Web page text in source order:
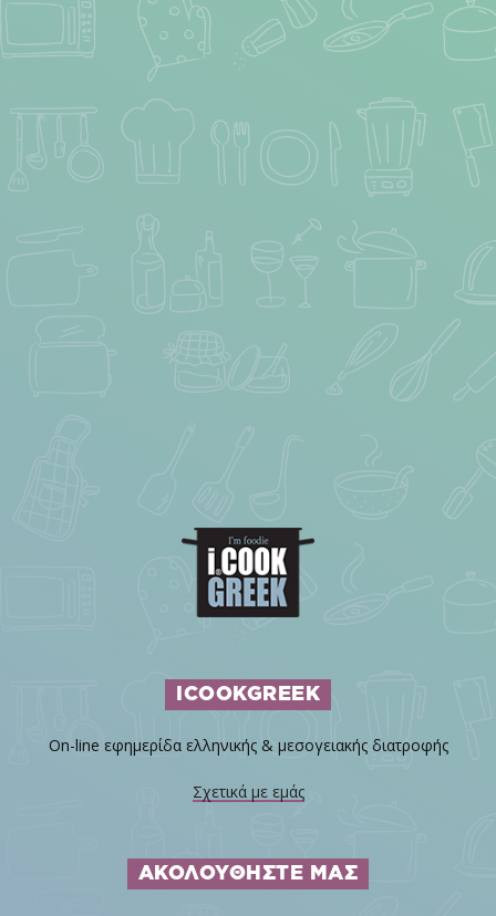
ICOOKGREEK
On-line εφημερίδα ελληνικής & μεσογειακής διατροφής
Σχετικά με εμάς
ΑΚΟΛΟΥΘΗΣΤΕ ΜΑΣ